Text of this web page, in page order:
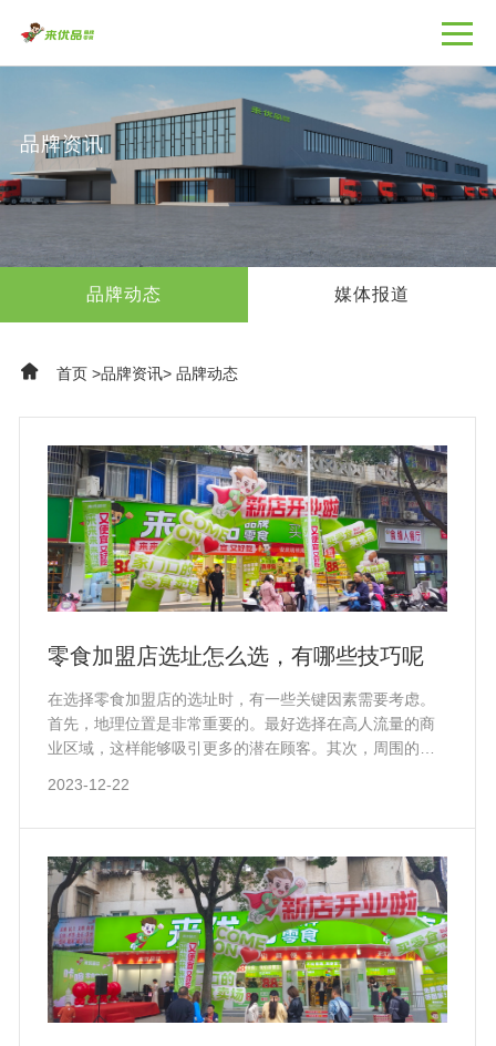
品牌资讯
品牌动态 媒体报道
首页>品牌资讯> 品牌动态
零食加盟店选址怎么选，有哪些技巧呢
在选择零食加盟店的选址时，有一些关键因素需要考虑。
首先，地理位置是非常重要的。最好选择在高人流量的商
业区域，这样能够吸引更多的潜在顾客。其次，周围的竞
2023-12-22